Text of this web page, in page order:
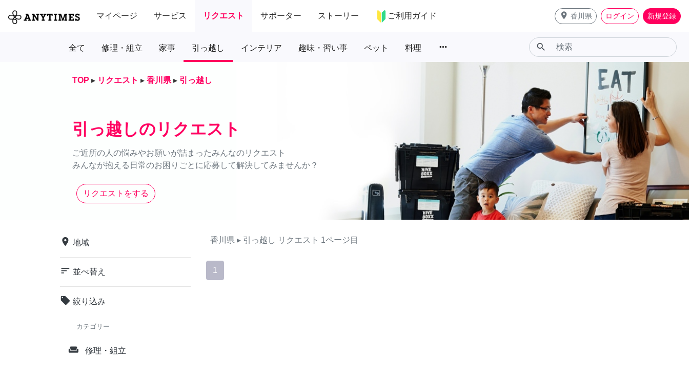
マイページ サービス リクエスト サポーター ストーリー ご利用ガイド place 香川県 ログイン 新規登録
全て 修理・組立 家事 引っ越し インテリア 趣味・習い事 ペット 料理 more_horiz search
TOP ▸ リクエスト ▸ 香川県 ▸ 引っ越し
引っ越しのリクエスト
ご近所の人の悩みやお願いが詰まったみんなのリクエスト
みんなが抱える日常のお困りごとに応募して解決してみませんか？
リクエストをする
place 地域
sort 並べ替え
local_offer 絞り込み
カテゴリー
weekend 修理・組立
香川県 ▸ 引っ越し リクエスト 1ページ目
1